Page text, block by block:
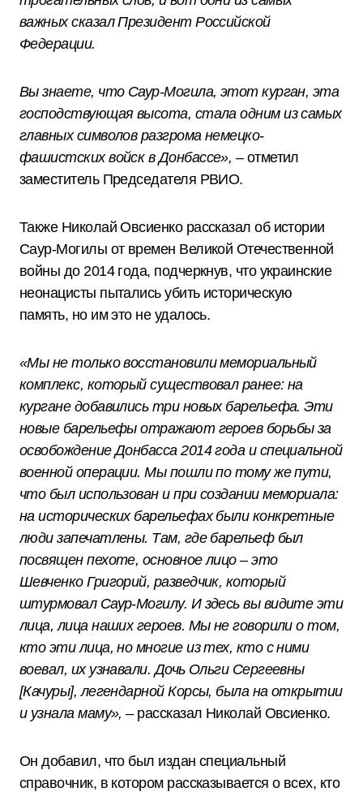
важных сказал Президент Российской
Федерации.
Вы знаете, что Саур-Могила, этот курган, эта
господствующая высота, стала одним из самых
главных символов разгрома немецко-
фашистских войск в Донбассе», – отметил
заместитель Председателя РВИО.
Также Николай Овсиенко рассказал об истории
Саур-Могилы от времен Великой Отечественной
войны до 2014 года, подчеркнув, что украинские
неонацисты пытались убить историческую
память, но им это не удалось.
«Мы не только восстановили мемориальный
комплекс, который существовал ранее: на
кургане добавились три новых барельефа. Эти
новые барельефы отражают героев борьбы за
освобождение Донбасса 2014 года и специальной
военной операции. Мы пошли по тому же пути,
что был использован и при создании мемориала:
на исторических барельефах были конкретные
люди запечатлены. Там, где барельеф был
посвящен пехоте, основное лицо – это
Шевченко Григорий, разведчик, который
штурмовал Саур-Могилу. И здесь вы видите эти
лица, лица наших героев. Мы не говорили о том,
кто эти лица, но многие из тех, кто с ними
воевал, их узнавали. Дочь Ольги Сергеевны
[Качуры], легендарной Корсы, была на открытии
и узнала маму», – рассказал Николай Овсиенко.
Он добавил, что был издан специальный
справочник, в котором рассказывается о всех, кто